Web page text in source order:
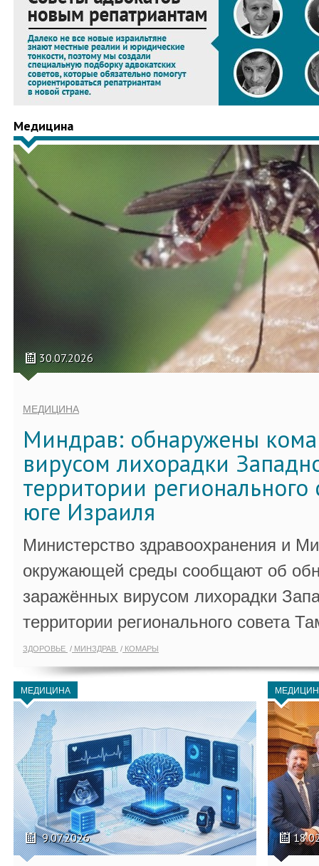
Медицина
30.07.2026
МЕДИЦИНА
Миндрав: обнаружены
вирусом лихорадки
территории регионального
юге Израиля
Министерство здравоохранения и
окружающей среды сообщают об
заражённых вирусом лихорадки
территории регионального совета
ЗДОРОВЬЕ МИНЗДРАВ КОМАРЫ
МЕДИЦИНА
9.07.2026